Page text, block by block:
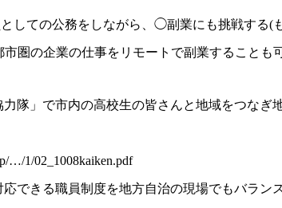
しての公務をしながら、◯副業にも挑戦する(
圏の企業の仕事をリモートで副業することも
隊」で市内の高校生の皆さんと地域をつなぎ
…/1/02_1008kaiken.pdf
できる職員制度を地方自治の現場でもバラン